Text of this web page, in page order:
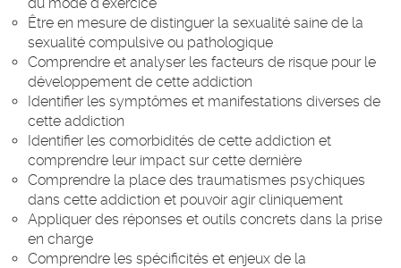
Être en mesure de distinguer la sexualité saine de la
sexualité compulsive ou pathologique
Comprendre et analyser les facteurs de risque pour le
développement de cette addiction
Identifier les symptômes et manifestations diverses de
cette addiction
Identifier les comorbidités de cette addiction et
comprendre leur impact sur cette dernière
Comprendre la place des traumatismes psychiques
dans cette addiction et pouvoir agir cliniquement
Appliquer des réponses et outils concrets dans la prise
en charge
Comprendre les spécificités et enjeux de la